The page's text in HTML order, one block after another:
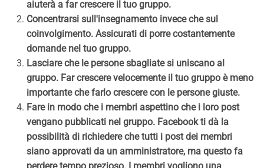
aiuterà a far crescere il tuo gruppo.
Concentrarsi sull'insegnamento invece che sul
coinvolgimento. Assicurati di porre costantemente
domande nel tuo gruppo.
Lasciare che le persone sbagliate si uniscano al
gruppo. Far crescere velocemente il tuo gruppo è meno
importante che farlo crescere con le persone giuste.
Fare in modo che i membri aspettino che i loro post
vengano pubblicati nel gruppo. Facebook ti dà la
possibilità di richiedere che tutti i post dei membri
siano approvati da un amministratore, ma questo fa